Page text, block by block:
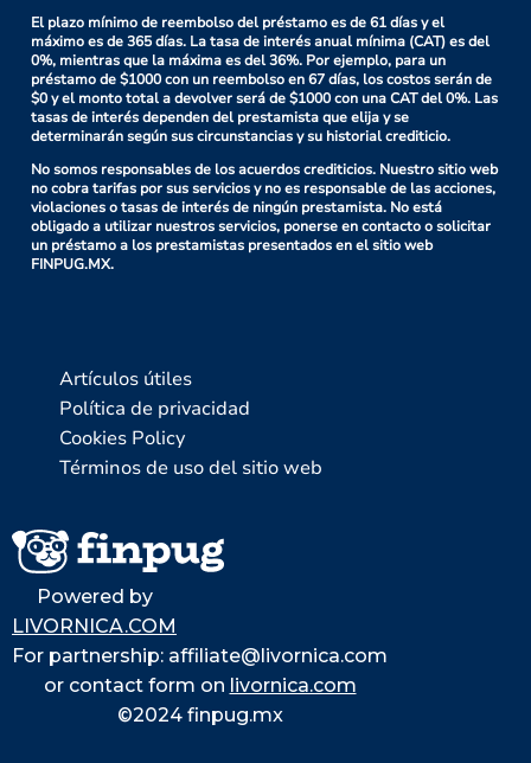
El plazo mínimo de reembolso del préstamo es de 61 días y el
máximo es de 365 días. La tasa de interés anual mínima (CAT) es del
0%, mientras que la máxima es del 36%. Por ejemplo, para un
préstamo de $1000 con un reembolso en 67 días, los costos serán de
$0 y el monto total a devolver será de $1000 con una CAT del 0%. Las
tasas de interés dependen del prestamista que elija y se
determinarán según sus circunstancias y su historial crediticio.
No somos responsables de los acuerdos crediticios. Nuestro sitio web
no cobra tarifas por sus servicios y no es responsable de las acciones,
violaciones o tasas de interés de ningún prestamista. No está
obligado a utilizar nuestros servicios, ponerse en contacto o solicitar
un préstamo a los prestamistas presentados en el sitio web
FINPUG.MX.
Artículos útiles
Política de privacidad
Cookies Policy
Términos de uso del sitio web
Powered by
LIVORNICA.COM
For partnership: affiliate@livornica.com
or contact form on livornica.com
©2024 finpug.mx